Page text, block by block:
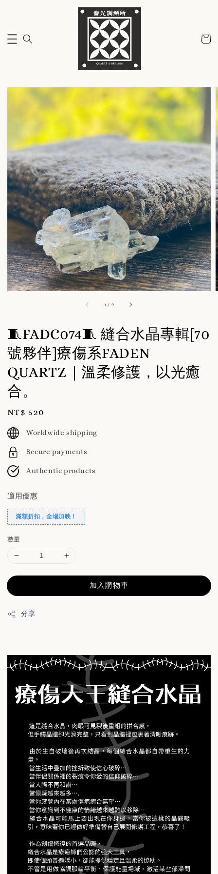
1 / 9
🧵FADC074🧵 縫合水晶專輯[70
號夥伴]療傷系FADEN
QUARTZ｜溫柔修護，以光癒
合。
Regular
price
NT$ 520
Worldwide shipping
Secure payments
Authentic products
適用優惠
滿額折扣，全場加映！
數量
加入購物車
分享